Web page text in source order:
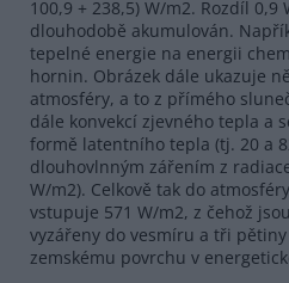
100,9 + 238,5) W/m2. Rozdíl
dlouhodobě akumulován.
tepelné energie na energii
hornin. Obrázek dále ukazuje
atmosféry, a to z přímého
dále konvekcí zjevného tepla a
formě latentního tepla (tj. 20 a
dlouhovlnným zářením z
W/m2). Celkově tak do
vstupuje 571 W/m2, z čehož
vyzářeny do vesmíru a tři
zemskému povrchu v